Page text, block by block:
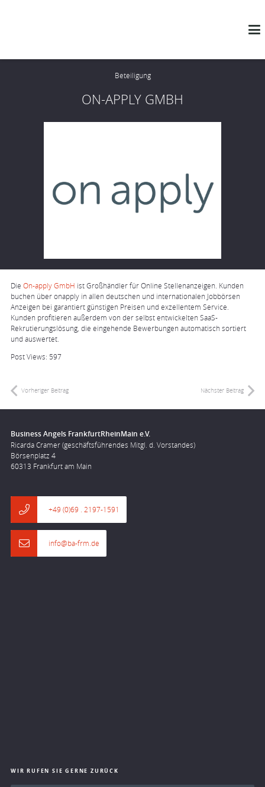
Beteiligung
ON-APPLY GMBH
Die On-apply GmbH ist Großhändler für Online Stellenanzeigen. Kunden
buchen über onapply in allen deutschen und internationalen Jobbörsen
Anzeigen bei garantiert günstigen Preisen und exzellentem Service.
Kunden profitieren außerdem von der selbst entwickelten SaaS-
Rekrutierungslösung, die eingehende Bewerbungen automatisch sortiert
und auswertet.
Post Views: 597
Vorheriger Beitrag Nächster Beitrag
Business Angels FrankfurtRheinMain e.V.
Ricarda Cramer (geschäftsführendes Mitgl. d. Vorstandes)
Börsenplatz 4
60313 Frankfurt am Main
+49 (0)69 . 2197-1591
info@ba-frm.de
WIR RUFEN SIE GERNE ZURÜCK